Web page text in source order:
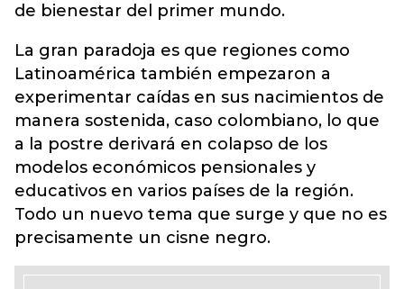
de bienestar del primer mundo.
La gran paradoja es que regiones como
Latinoamérica también empezaron a
experimentar caídas en sus nacimientos de
manera sostenida, caso colombiano, lo que
a la postre derivará en colapso de los
modelos económicos pensionales y
educativos en varios países de la región.
Todo un nuevo tema que surge y que no es
precisamente un cisne negro.